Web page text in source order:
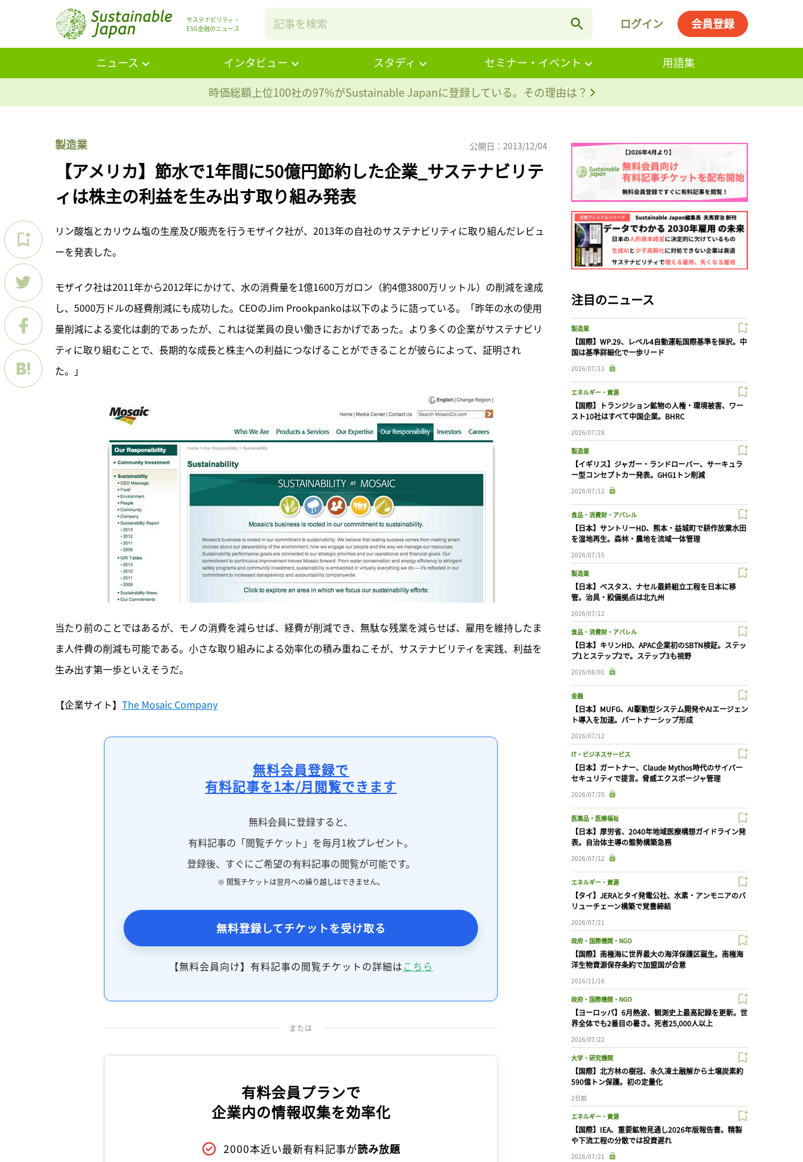
サステナビリティ・
ESG金融のニュース
ログイン 会員登録
ニュース インタビュー スタディ セミナー・イベント
用語集
時価総額上位100社の97%がSustainable Japanに登録している。その理由は？
製造業 公開日：2013/12/04
【アメリカ】節水で1年間に50億円節約した企業_サステナビリテ
ィは株主の利益を生み出す取り組み発表
リン酸塩とカリウム塩の生産及び販売を行うモザイク社が、2013年の自社のサステナビリティに取り組んだレビュ
ーを発表した。
モザイク社は2011年から2012年にかけて、水の消費量を1億1600万ガロン（約4億3800万リットル）の削減を達成
し、5000万ドルの経費削減にも成功した。CEOのJim Prookpankoは以下のように語っている。「昨年の水の使用
量削減による変化は劇的であったが、これは従業員の良い働きにおかげであった。より多くの企業がサステナビリ
ティに取り組むことで、長期的な成長と株主への利益につなげることができることが彼らによって、証明され
た。」
当たり前のことではあるが、モノの消費を減らせば、経費が削減でき、無駄な残業を減らせば、雇用を維持したま
ま人件費の削減も可能である。小さな取り組みによる効率化の積み重ねこそが、サステナビリティを実践、利益を
生み出す第一歩といえそうだ。
【企業サイト】 The Mosaic Company
無料会員登録で
有料記事を1本/月閲覧できます
無料会員に登録すると、
有料記事の「閲覧チケット」を毎月1枚プレゼント。
登録後、すぐにご希望の有料記事の閲覧が可能です。
※ 閲覧チケットは翌月への繰り越しはできません。
無料登録してチケットを受け取る
【無料会員向け】有料記事の閲覧チケットの詳細はこちら
または
有料会員プランで
企業内の情報収集を効率化
2000本近い最新有料記事が読み放題
注目のニュース
製造業
【国際】WP.29、レベル4自動運転国際基準を採択。中
国は基準詳細化で一歩リード
2026/07/13
エネルギー・資源
【国際】トランジション鉱物の人権・環境被害、ワー
スト10社はすべて中国企業。BHRC
2026/07/28
製造業
【イギリス】ジャガー・ランドローバー、サーキュラ
ー型コンセプトカー発表。GHG1トン削減
2026/07/12
食品・消費財・アパレル
【日本】サントリーHD、熊本・益城町で耕作放棄水田
を湿地再生。森林・農地を流域一体管理
2026/07/15
製造業
【日本】ベスタス、ナセル最終組立工程を日本に移
管。治具・設備拠点は北九州
2026/07/12
食品・消費財・アパレル
【日本】キリンHD、APAC企業初のSBTN検証。ステッ
プ1とステップ2で。ステップ3も視野
2026/08/01
金融
【日本】MUFG、AI駆動型システム開発やAIエージェン
ト導入を加速。パートナーシップ形成
2026/07/12
IT・ビジネスサービス
【日本】ガートナー、Claude Mythos時代のサイバー
セキュリティで提言。脅威エクスポージャ管理
2026/07/25
医薬品・医療福祉
【日本】厚労省、2040年地域医療構想ガイドライン発
表。自治体主導の態勢構築急務
2026/07/12
エネルギー・資源
【タイ】JERAとタイ発電公社、水素・アンモニアのバ
リューチェーン構築で覚書締結
2026/07/21
政府・国際機関・NGO
【国際】南極海に世界最大の海洋保護区誕生。南極海
洋生物資源保存条約で加盟国が合意
2016/11/16
政府・国際機関・NGO
【ヨーロッパ】6月熱波、観測史上最高記録を更新。世
界全体でも2番目の暑さ。死者25,000人以上
2026/07/22
大学・研究機関
【国際】北方林の樹冠、永久凍土融解から土壌炭素約
590億トン保護。初の定量化
2日前
エネルギー・資源
【国際】IEA、重要鉱物見通し2026年版報告書。精製
や下流工程の分散では投資遅れ
2026/07/21